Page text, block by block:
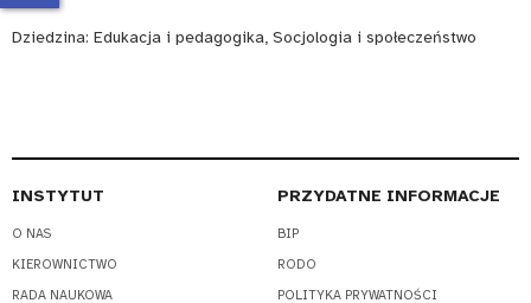
Dziedzina: Edukacja i pedagogika, Socjologia i społeczeństwo
INSTYTUT
O NAS
KIEROWNICTWO
RADA NAUKOWA
PRZYDATNE INFORMACJE
BIP
RODO
POLITYKA PRYWATNOŚCI